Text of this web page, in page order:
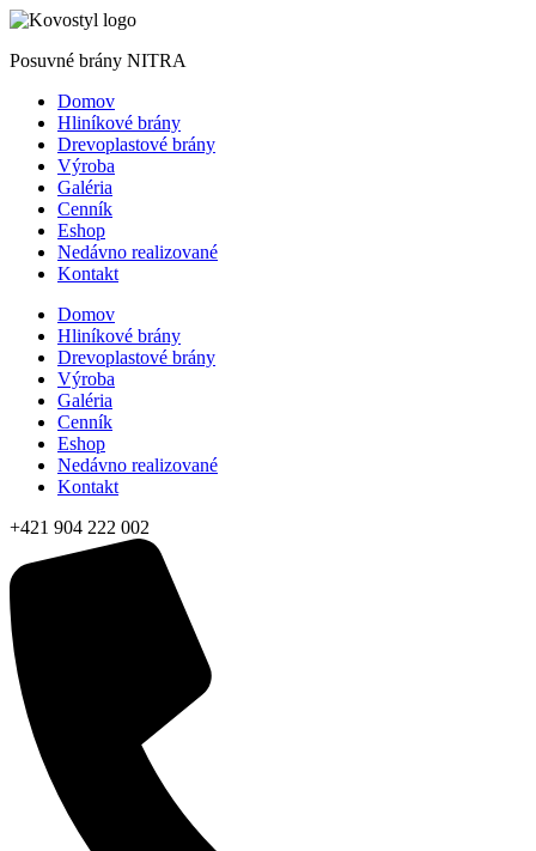
Posuvné brány NITRA
Domov
Hliníkové brány
Drevoplastové brány
Výroba
Galéria
Cenník
Eshop
Nedávno realizované
Kontakt
Domov
Hliníkové brány
Drevoplastové brány
Výroba
Galéria
Cenník
Eshop
Nedávno realizované
Kontakt
+421 904 222 002